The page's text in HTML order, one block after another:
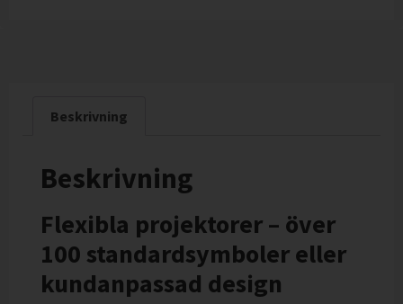
Beskrivning
Beskrivning
Flexibla projektorer – över
100 standardsymboler eller
kundanpassad design